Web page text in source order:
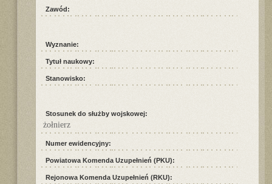
Zawód:
Wyznanie:
Tytuł naukowy:
Stanowisko:
Stosunek do służby wojskowej:
żołnierz
Numer ewidencyjny:
Powiatowa Komenda Uzupełnień (PKU):
Rejonowa Komenda Uzupełnień (RKU):